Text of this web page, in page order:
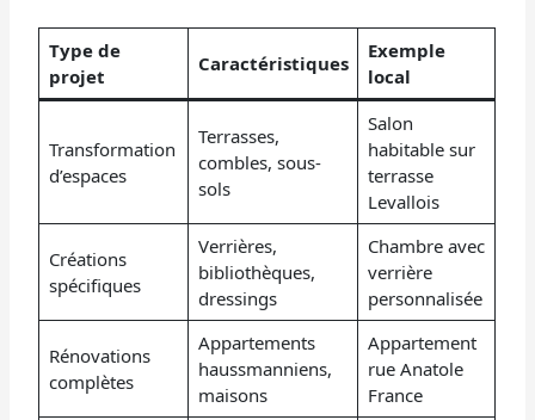
Type de
projet
Caractéristiques
Exemple
local
Transformation
d’espaces
Terrasses,
combles, sous-
sols
Salon
habitable sur
terrasse
Levallois
Créations
spécifiques
Verrières,
bibliothèques,
dressings
Chambre avec
verrière
personnalisée
Rénovations
complètes
Appartements
haussmanniens,
maisons
Appartement
rue Anatole
France